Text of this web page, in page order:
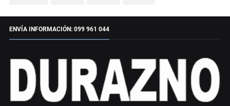
ENVÍA INFORMACIÓN: 099 961 044